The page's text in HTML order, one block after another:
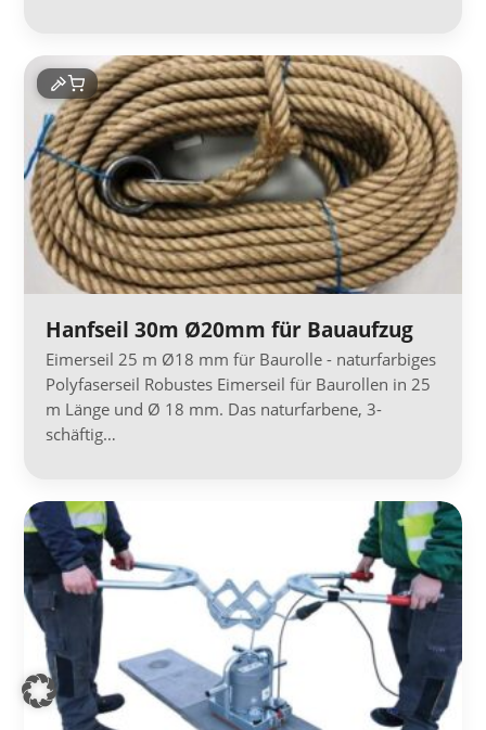
Hanfseil 30m Ø20mm für Bauaufzug
Eimerseil 25 m Ø18 mm für Baurolle - naturfarbiges
Polyfaserseil Robustes Eimerseil für Baurollen in 25
m Länge und Ø 18 mm. Das naturfarbene, 3-
schäftig…